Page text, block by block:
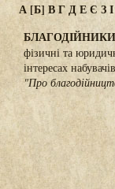
А [Б] ВГДЕЄ ЗІ
БЛАГОДІЙНИКИ
фізичні та
інтересах
"Про